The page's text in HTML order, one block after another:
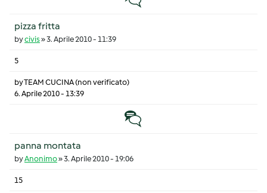
pizza fritta
bycivis»3. Aprile 2010 - 11:39
5
byTEAM CUCINA (non verificato)
6. Aprile 2010 - 13:39
Discussione normale
panna montata
byAnonimo»3. Aprile 2010 - 19:06
15